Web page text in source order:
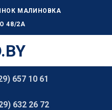
МАЛИНОВКА
48/2А
657 10 61
632 26 72